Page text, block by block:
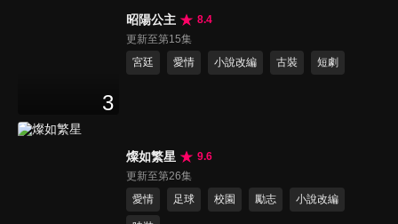
3
昭陽公主
8.4
更新至第15集
宮廷
愛情 小說改編 古裝 短劇
燦如繁星
9.6
更新至第26集
愛情
足球 校園 勵志 小說改編